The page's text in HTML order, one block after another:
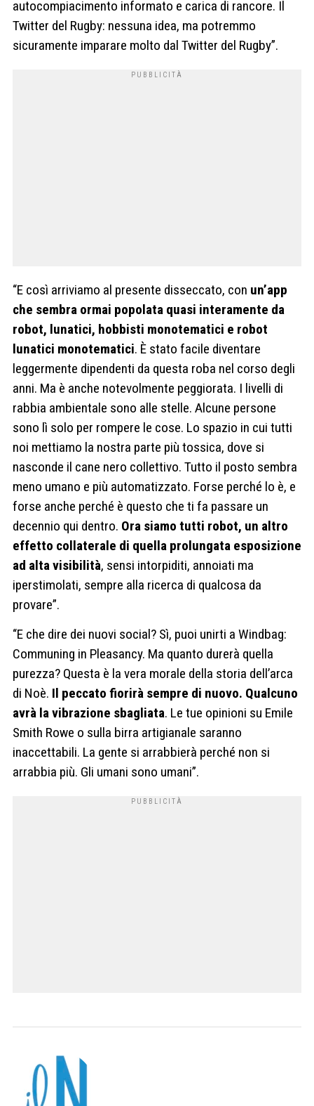
autocompiacimento informato e carica di rancore. Il
Twitter del Rugby: nessuna idea, ma potremmo
sicuramente imparare molto dal Twitter del Rugby”.
“E così arriviamo al presente disseccato, con un’app
che sembra ormai popolata quasi interamente da
robot, lunatici, hobbisti monotematici e robot
lunatici monotematici. È stato facile diventare
leggermente dipendenti da questa roba nel corso degli
anni. Ma è anche notevolmente peggiorata. I livelli di
rabbia ambientale sono alle stelle. Alcune persone
sono lì solo per rompere le cose. Lo spazio in cui tutti
noi mettiamo la nostra parte più tossica, dove si
nasconde il cane nero collettivo. Tutto il posto sembra
meno umano e più automatizzato. Forse perché lo è, e
forse anche perché è questo che ti fa passare un
decennio qui dentro. Ora siamo tutti robot, un altro
effetto collaterale di quella prolungata esposizione
ad alta visibilità, sensi intorpiditi, annoiati ma
iperstimolati, sempre alla ricerca di qualcosa da
provare”.
“E che dire dei nuovi social? Sì, puoi unirti a Windbag:
Communing in Pleasancy. Ma quanto durerà quella
purezza? Questa è la vera morale della storia dell’arca
di Noè. Il peccato fiorirà sempre di nuovo. Qualcuno
avrà la vibrazione sbagliata. Le tue opinioni su Emile
Smith Rowe o sulla birra artigianale saranno
inaccettabili. La gente si arrabbierà perché non si
arrabbia più. Gli umani sono umani”.